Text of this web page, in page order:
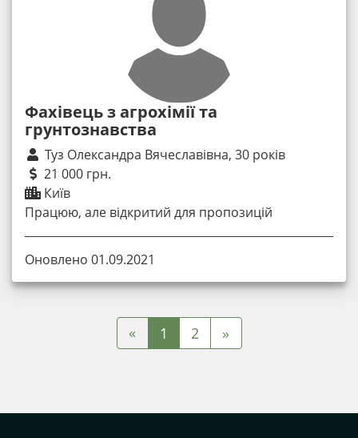
Фахівець з агрохімії та
грунтознавства
Туз Олександра Вячеславівна, 30 років
21 000 грн.
Київ
Працюю, але відкритий для пропозицій
Оновлено 01.09.2021
« 1 2 »